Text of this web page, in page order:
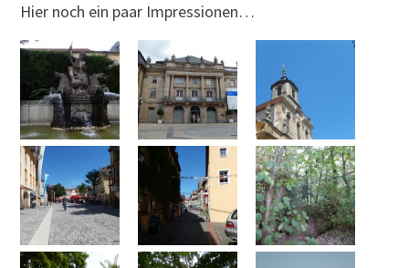
Hier noch ein paar Impressionen…